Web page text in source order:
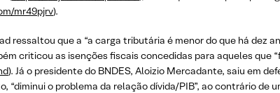
mr49pjrv).
ressaltou que a “a carga tributária é menor do que há dez
criticou as isenções fiscais concedidas para aqueles que
). Já o presidente do BNDES, Aloizio Mercadante, saiu em
“diminui o problema da relação dívida/PIB”, ao contrário